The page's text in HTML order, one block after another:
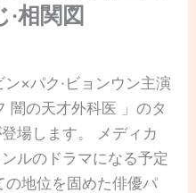
相関図
ン×パク·ビョンウン主演
闇の天才外科医 」のタ
場します。 メディカ
ルのドラマになる予定
の地位を固めた俳優パ